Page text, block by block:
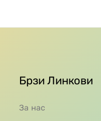
Брзи Линкови
За нас